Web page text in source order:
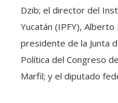
Dzib; el director del
Yucatán (IPFY),
presidente de la Junta
Política del Congreso
Marfil; y el diputado